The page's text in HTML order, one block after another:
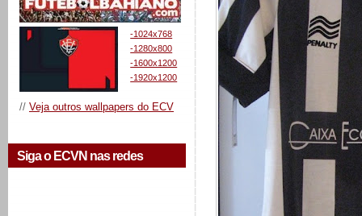
-1024x768
-1280x800
-1600x1200
-1920x1200
// Veja outros wallpapers do ECV
Siga o ECVN nas redes